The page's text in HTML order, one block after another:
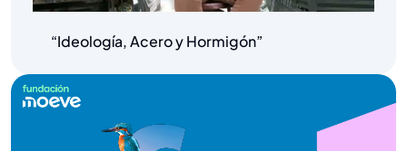
“Ideología, Acero y Hormigón”